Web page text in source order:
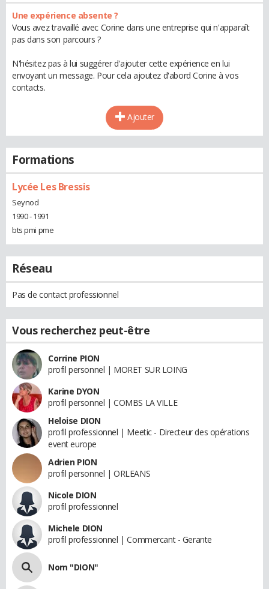
Une expérience absente ?
Vous avez travaillé avec Corine dans une entreprise qui n'apparaît
pas dans son parcours ?
N'hésitez pas à lui suggérer d'ajouter cette expérience en lui
envoyant un message. Pour cela ajoutez d'abord Corine à vos
contacts.
Ajouter
Formations
Lycée Les Bressis
Seynod
1990 - 1991
bts pmi pme
Réseau
Pas de contact professionnel
Vous recherchez peut-être
Corrine PION
profil personnel | MORET SUR LOING
Karine DYON
profil personnel | COMBS LA VILLE
Heloise DION
profil professionnel | Meetic - Directeur des opérations
event europe
Adrien PION
profil personnel | ORLEANS
Nicole DION
profil professionnel
Michele DION
profil professionnel | Commercant - Gerante
Nom "DION"